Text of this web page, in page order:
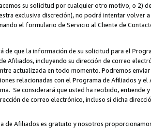
su solicitud por cualquier otro motivo, o 2)
exclusiva discreción), no podrá intentar volver
el formulario de Servicio al Cliente de
de que la información de su solicitud para el
Afiliados, incluyendo su dirección de correo
actualizada en todo momento. Podremos
relacionadas con el Programa de Afiliados y
Se considerará que usted ha recibido, entiende
de correo electrónico, incluso si dicha
de Afiliados es gratuito y nosotros